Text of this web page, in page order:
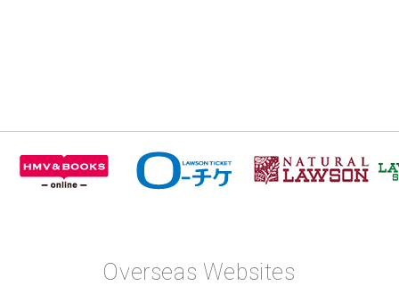
Overseas Websites